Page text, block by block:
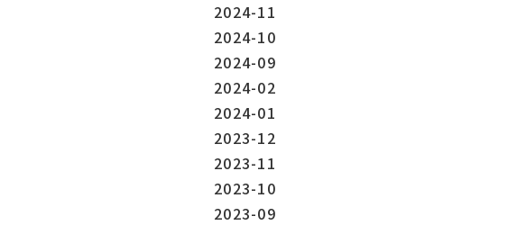
2024-11
2024-10
2024-09
2024-02
2024-01
2023-12
2023-11
2023-10
2023-09